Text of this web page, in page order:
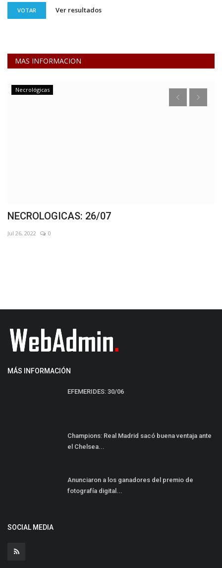
VOTAR Ver resultados
MAS INFORMACION
Obras y Servicios Públicos
Moccero inauguró cuadras de pavimento
Pueblo San José
MÁS INFORMACIÓN
EFEMERIDES: 30/06
Champions: Real Madrid sacó buena ventaja ante
el Chelsea...
Anunciaron a los ganadores del premio de
fotografía digital...
SOCIAL MEDIA